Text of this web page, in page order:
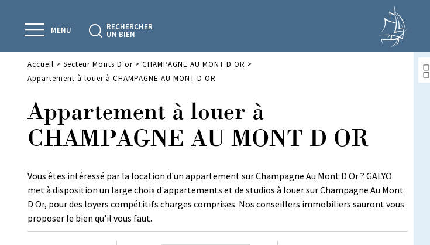
RECHERCHER
UN BIEN
MENU
Accueil > Secteur Monts D'or > CHAMPAGNE AU MONT D OR >
Appartement à louer à CHAMPAGNE AU MONT D OR
Appartement à louer à
CHAMPAGNE AU MONT D OR
Vous êtes intéressé par la location d'un appartement sur Champagne Au Mont D Or ? GALYO
met à disposition un large choix d'appartements et de studios à louer sur Champagne Au Mont
D Or, pour des loyers compétitifs charges comprises. Nos conseillers immobiliers sauront vous
proposer le bien qu'il vous faut.